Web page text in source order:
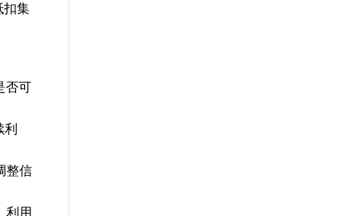
扣集
否可
利
整信
利用